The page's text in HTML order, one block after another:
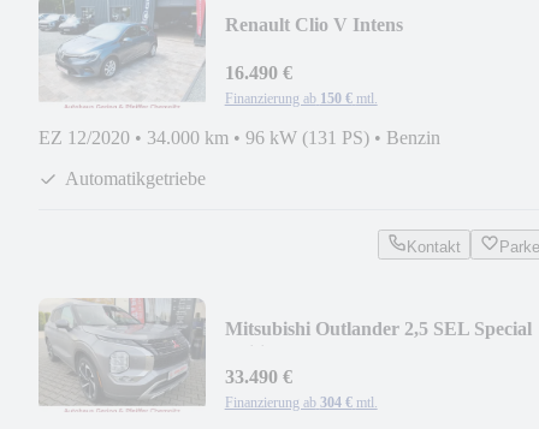
Renault Clio V Intens
16.490 €
Finanzierung ab 150 € mtl.
EZ 12/2020 • 34.000 km • 96 kW (131 PS) • Benzin
Automatikgetriebe
Kontakt
Mitsubishi Outlander 2,5 SEL Special
33.490 €
Finanzierung ab 304 € mtl.